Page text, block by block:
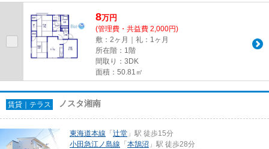
8万円
(管理費・共益費 2,000円)
敷：2ヶ月｜礼：1ヶ月
所在階：1階
間取り：3DK
面積：50.81㎡
賃貸｜テラス ノスタ湘南
東海道本線 「 辻堂 」駅 徒歩15分
小田急江ノ島線 「 本鵠沼 」駅 徒歩28分